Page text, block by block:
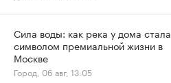
Сила воды: как река у дома стала
символом премиальной жизни в
Москве
Город, 06 авг, 13:05